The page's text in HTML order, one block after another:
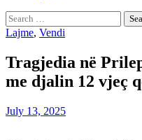
Search
for:
Lajme, Vendi
Tragjedia në
me djalin 12 vjeç
July 13, 2025